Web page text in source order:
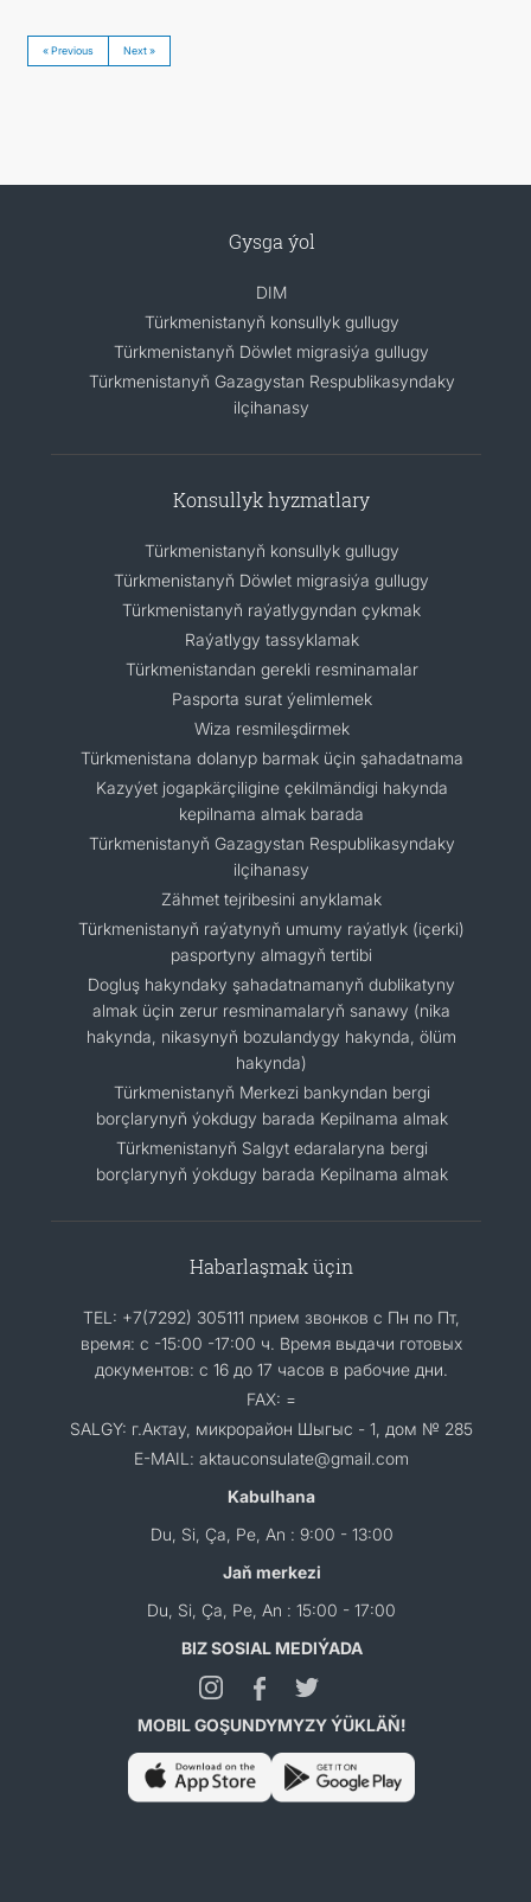
« Previous Next »
Gysga ýol
DIM
Türkmenistanyň konsullyk gullugy
Türkmenistanyň Döwlet migrasiýa gullugy
Türkmenistanyň Gazagystan Respublikasyndaky
ilçihanasy
Konsullyk hyzmatlary
Türkmenistanyň konsullyk gullugy
Türkmenistanyň Döwlet migrasiýa gullugy
Türkmenistanyň raýatlygyndan çykmak
Raýatlygy tassyklamak
Türkmenistandan gerekli resminamalar
Pasporta surat ýelimlemek
Wiza resmileşdirmek
Türkmenistana dolanyp barmak üçin şahadatnama
Kazyýet jogapkärçiligine çekilmändigi hakynda
kepilnama almak barada
Türkmenistanyň Gazagystan Respublikasyndaky
ilçihanasy
Zähmet tejribesini anyklamak
Türkmenistanyň raýatynyň umumy raýatlyk (içerki)
pasportyny almagyň tertibi
Dogluş hakyndaky şahadatnamanyň dublikatyny
almak üçin zerur resminamalaryň sanawy (nika
hakynda, nikasynyň bozulandygy hakynda, ölüm
hakynda)
Türkmenistanyň Merkezi bankyndan bergi
borçlarynyň ýokdugy barada Kepilnama almak
Türkmenistanyň Salgyt edaralaryna bergi
borçlarynyň ýokdugy barada Kepilnama almak
Habarlaşmak üçin
TEL: +7(7292) 305111 прием звонков с Пн по Пт,
время: с -15:00 -17:00 ч. Время выдачи готовых
документов: с 16 до 17 часов в рабочие дни.
FAX: =
SALGY: г.Актау, микрорайон Шыгыс - 1, дом № 285
E-MAIL: aktauconsulate@gmail.com
Kabulhana
Du, Si, Ça, Pe, An : 9:00 - 13:00
Jaň merkezi
Du, Si, Ça, Pe, An : 15:00 - 17:00
BIZ SOSIAL MEDIÝADA
MOBIL GOŞUNDYMYZY ÝÜKLÄŇ!